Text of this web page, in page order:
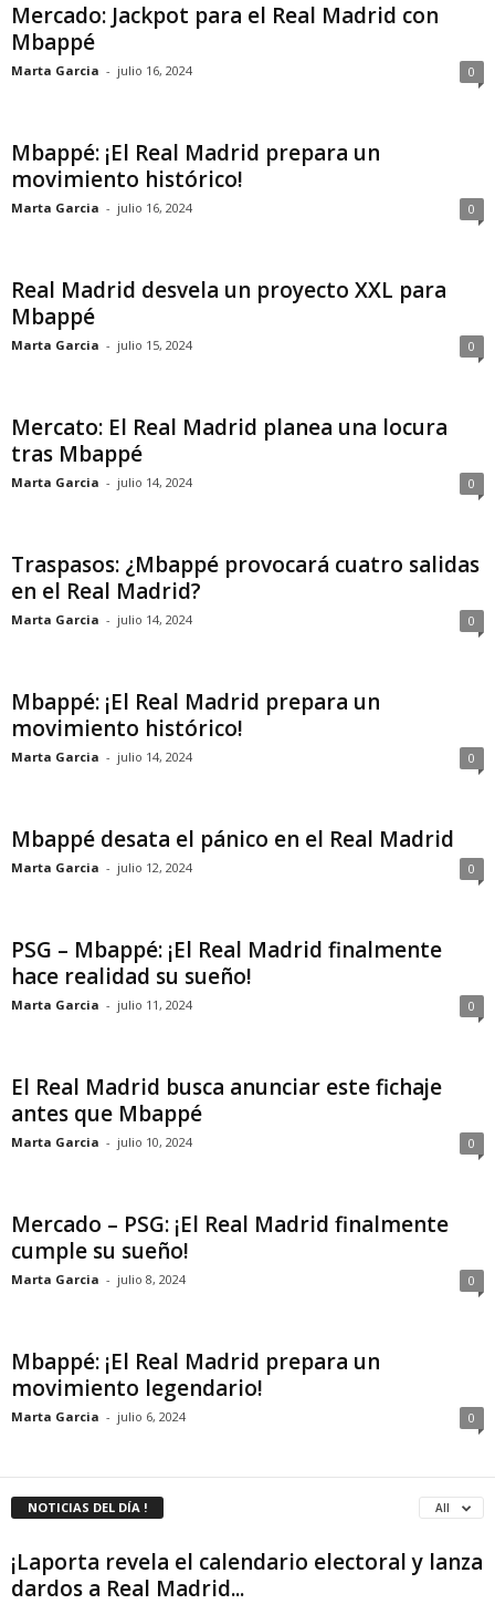
Mercado: Jackpot para el Real Madrid con
Mbappé
Marta Garcia - julio 16, 2024 0
Mbappé: ¡El Real Madrid prepara un
movimiento histórico!
Marta Garcia - julio 16, 2024 0
Real Madrid desvela un proyecto XXL para
Mbappé
Marta Garcia - julio 15, 2024 0
Mercato: El Real Madrid planea una locura
tras Mbappé
Marta Garcia - julio 14, 2024 0
Traspasos: ¿Mbappé provocará cuatro salidas
en el Real Madrid?
Marta Garcia - julio 14, 2024 0
Mbappé: ¡El Real Madrid prepara un
movimiento histórico!
Marta Garcia - julio 14, 2024 0
Mbappé desata el pánico en el Real Madrid
Marta Garcia - julio 12, 2024 0
PSG – Mbappé: ¡El Real Madrid finalmente
hace realidad su sueño!
Marta Garcia - julio 11, 2024 0
El Real Madrid busca anunciar este fichaje
antes que Mbappé
Marta Garcia - julio 10, 2024 0
Mercado – PSG: ¡El Real Madrid finalmente
cumple su sueño!
Marta Garcia - julio 8, 2024 0
Mbappé: ¡El Real Madrid prepara un
movimiento legendario!
Marta Garcia - julio 6, 2024 0
NOTICIAS DEL DÍA ! All
¡Laporta revela el calendario electoral y lanza
dardos a Real Madrid...